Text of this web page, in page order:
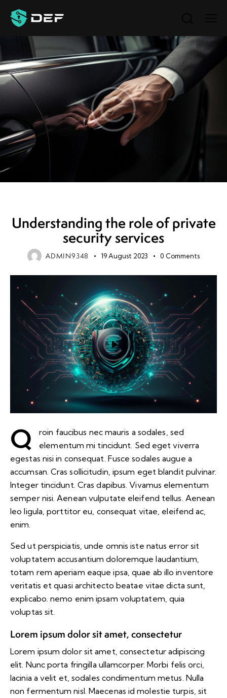
Understanding the role of private
security services
ADMIN9348 19 August 2023 0 Comments
Q
roin faucibus nec mauris a sodales, sed
elementum mi tincidunt. Sed eget viverra
egestas nisi in consequat. Fusce sodales augue a
accumsan. Cras sollicitudin, ipsum eget blandit pulvinar.
Integer tincidunt. Cras dapibus. Vivamus elementum
semper nisi. Aenean vulputate eleifend tellus. Aenean
leo ligula, porttitor eu, consequat vitae, eleifend ac,
enim.
Sed ut perspiciatis, unde omnis iste natus error sit
voluptatem accusantium doloremque laudantium,
totam rem aperiam eaque ipsa, quae ab illo inventore
veritatis et quasi architecto beatae vitae dicta sunt,
explicabo. nemo enim ipsam voluptatem, quia
voluptas sit.
Lorem ipsum dolor sit amet, consectetur
Lorem ipsum dolor sit amet, consectetur adipiscing
elit. Nunc porta fringilla ullamcorper. Morbi felis orci,
lacinia a velit et, sodales condimentum metus. Nulla
non fermentum nisl. Maecenas id molestie turpis, sit